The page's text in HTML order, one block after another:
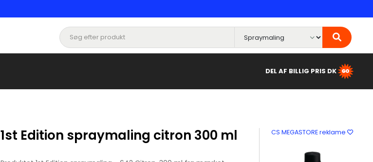
DEL AF BILLIG PRIS DK
1st Edition spraymaling citron 300 ml CS MEGASTORE reklame